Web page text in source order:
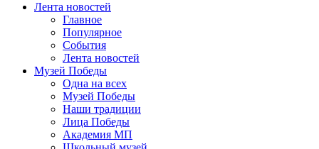
Лента новостей
Главное
Популярное
События
Лента новостей
Музей Победы
Одна на всех
Музей Победы
Наши традиции
Лица Победы
Академия МП